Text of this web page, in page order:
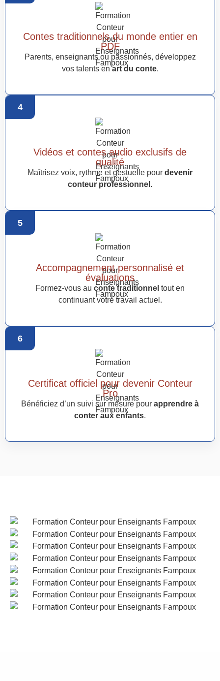
Contes traditionnels du monde entier en
PDF
Parents, enseignants ou passionnés, développez
vos talents enart du conte.
4
Vidéos et contes audio exclusifs de
qualité
Maîtrisez voix, rythme et gestuelle pour devenir
conteur professionnel .
5
Accompagnement personnalisé et
évaluations
Formez-vous au conte traditionnel tout en
continuant votre travail actuel.
6
Certificat officiel pour devenir Conteur
Pro
Bénéficiez d’un suivi sur mesure pour apprendre à
conter aux enfants.